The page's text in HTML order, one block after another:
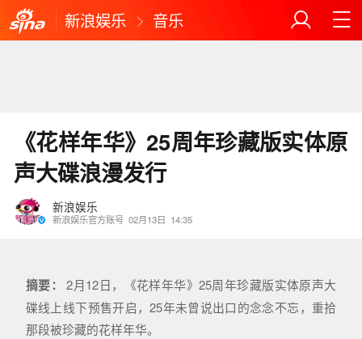
新浪娱乐 音乐
《花样年华》25周年珍藏版实体原
声大碟浪漫发行
新浪娱乐
新浪娱乐官方账号 02月13日 14:35
摘要：
2月12日，《花样年华》25周年珍藏版实体原声大
碟线上线下预售开启，25年未曾说出口的念念不忘，重拾
那段被珍藏的花样年华。